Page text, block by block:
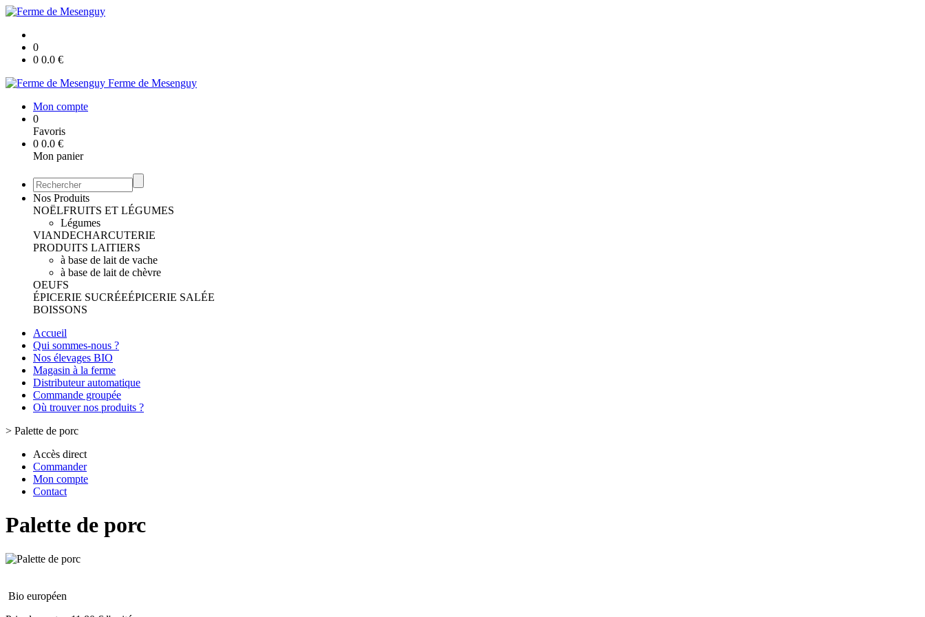
0
0 0.0 €
Ferme de Mesenguy
Mon compte
0
Favoris
0 0.0 €
Mon panier
Nos Produits
NOËLFRUITS ET LÉGUMES
Légumes
VIANDECHARCUTERIE
PRODUITS LAITIERS
à base de lait de vache
à base de lait de chèvre
OEUFS
ÉPICERIE SUCRÉEÉPICERIE SALÉE
BOISSONS
Accueil
Qui sommes-nous ?
Nos élevages BIO
Magasin à la ferme
Distributeur automatique
Commande groupée
Où trouver nos produits ?
> Palette de porc
Accès direct
Commander
Mon compte
Contact
Palette de porc
Bio européen